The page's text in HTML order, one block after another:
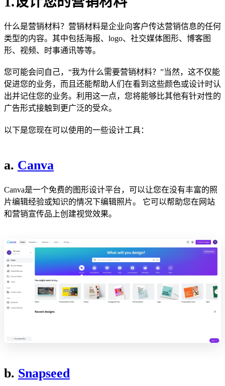
什么是营销材料？营销材料是企业向客户传达营销信息的任何
类型的内容。其中包括海报、logo、社交媒体图形、博客图
形、视频、时事通讯等等。
您可能会问自己，“我为什么需要营销材料？”当然，这不仅能
促进您的业务，而且还能帮助人们在看到这些颜色或设计时认
出并记住您的业务。利用这一点，您将能够比其他有针对性的
广告形式接触到更广泛的受众。
以下是您现在可以使用的一些设计工具：
a. Canva
Canva是一个免费的图形设计平台，可以让您在没有丰富的照
片编辑经验或知识的情况下编辑照片。 它可以帮助您在网站
和营销宣传品上创建视觉效果。
b. Snapseed